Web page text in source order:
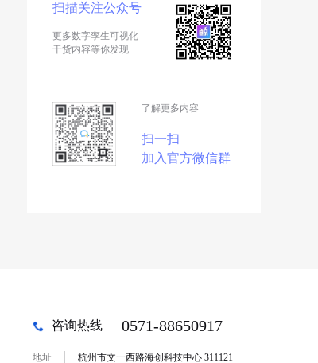
扫描关注公众号
更多数字孪生可视化
干货内容等你发现
了解更多内容
扫一扫
加入官方微信群
咨询热线 0571-88650917
地址 杭州市文一西路海创科技中心 311121